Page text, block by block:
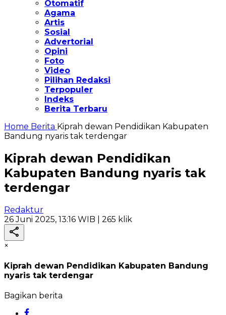
Otomatif
Agama
Artis
Sosial
Advertorial
Opini
Foto
Video
Pilihan Redaksi
Terpopuler
Indeks
Berita Terbaru
Home Berita Kiprah dewan Pendidikan Kabupaten
Bandung nyaris tak terdengar
Kiprah dewan Pendidikan
Kabupaten Bandung nyaris tak
terdengar
Redaktur
26 Juni 2025, 13:16 WIB | 265 klik
×
Kiprah dewan Pendidikan Kabupaten Bandung
nyaris tak terdengar
Bagikan berita